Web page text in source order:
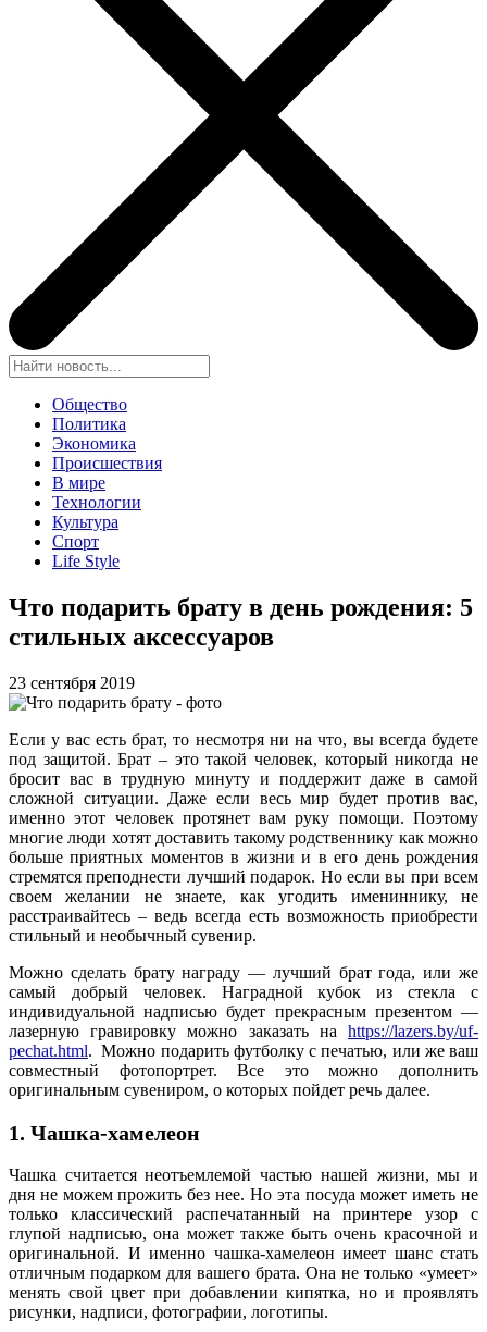
Общество
Политика
Экономика
Происшествия
В мире
Технологии
Культура
Спорт
Life Style
Что подарить брату в день рождения: 5
стильных аксессуаров
23 сентября 2019
Если у вас есть брат, то несмотря ни на что, вы всегда будете
под защитой. Брат – это такой человек, который никогда не
бросит вас в трудную минуту и поддержит даже в самой
сложной ситуации. Даже если весь мир будет против вас,
именно этот человек протянет вам руку помощи. Поэтому
многие люди хотят доставить такому родственнику как можно
больше приятных моментов в жизни и в его день рождения
стремятся преподнести лучший подарок. Но если вы при всем
своем желании не знаете, как угодить имениннику, не
расстраивайтесь – ведь всегда есть возможность приобрести
стильный и необычный сувенир.
Можно сделать брату награду — лучший брат года, или же
самый добрый человек. Наградной кубок из стекла с
индивидуальной надписью будет прекрасным презентом —
лазерную гравировку можно заказать на https://lazers.by/uf-
pechat.html. Можно подарить футболку с печатью, или же ваш
совместный фотопортрет. Все это можно дополнить
оригинальным сувениром, о которых пойдет речь далее.
1. Чашка-хамелеон
Чашка считается неотъемлемой частью нашей жизни, мы и
дня не можем прожить без нее. Но эта посуда может иметь не
только классический распечатанный на принтере узор с
глупой надписью, она может также быть очень красочной и
оригинальной. И именно чашка-хамелеон имеет шанс стать
отличным подарком для вашего брата. Она не только «умеет»
менять свой цвет при добавлении кипятка, но и проявлять
рисунки, надписи, фотографии, логотипы.